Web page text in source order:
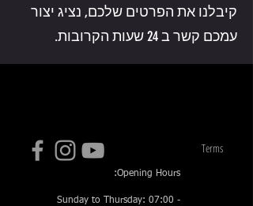
קיבלנו את הפרטים שלכם, נציג יצור
עמכם קשר ב 24 שעות הקרובות.
Terms
:Opening Hours
Sunday to Thursday: 07:00 -
InnoTech Apps
The trial's over, but the show must go
on! 🎬 Upgrade now to keep your web
masterpiece in the spotlight.